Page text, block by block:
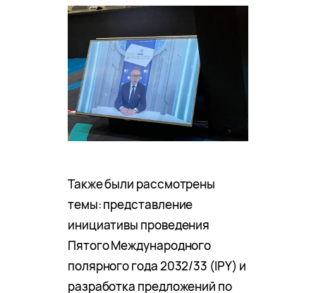
Также были рассмотрены
темы: представление
инициативы проведения
Пятого Международного
полярного года 2032/33 (IPY) и
разработка предложений по